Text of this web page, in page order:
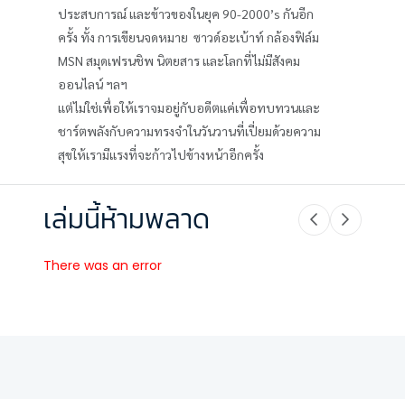
ประสบการณ์ และข้าวของในยุค 90-2000’s กันอีก
ครั้ง ทั้ง การเขียนจดหมาย ซาวด์อะเบ้าท์ กล้องฟิล์ม
MSN สมุดเฟรนชิพ นิตยสาร และโลกที่ไม่มีสังคม
ออนไลน์ ฯลฯ
แต่ไม่ใช่เพื่อให้เราจมอยู่กับอดีตแค่เพื่อทบทวนและ
ชาร์ตพลังกับความทรงจำในวันวานที่เปี่ยมด้วยความ
สุขให้เรามีแรงที่จะก้าวไปข้างหน้าอีกครั้ง
เล่มนี้ห้ามพลาด
There was an error